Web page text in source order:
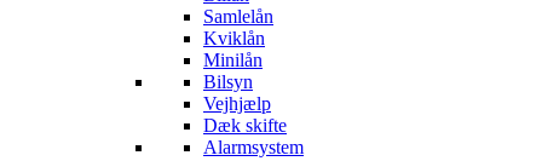
Samlelån
Kviklån
Minilån
Bilsyn
Vejhjælp
Dæk skifte
Alarmsystem